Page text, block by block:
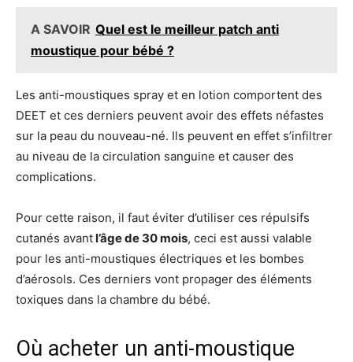
A SAVOIR Quel est le meilleur patch anti
moustique pour bébé ?
Les anti-moustiques spray et en lotion comportent des
DEET et ces derniers peuvent avoir des effets néfastes
sur la peau du nouveau-né. Ils peuvent en effet s’infiltrer
au niveau de la circulation sanguine et causer des
complications.
Pour cette raison, il faut éviter d’utiliser ces répulsifs
cutanés avantl’âge de 30 mois, ceci est aussi valable
pour les anti-moustiques électriques et les bombes
d’aérosols. Ces derniers vont propager des éléments
toxiques dans la chambre du bébé.
Où acheter un anti-moustique